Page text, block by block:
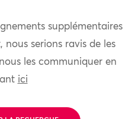
supplémentaires
serions ravis de les
les communiquer en
ici